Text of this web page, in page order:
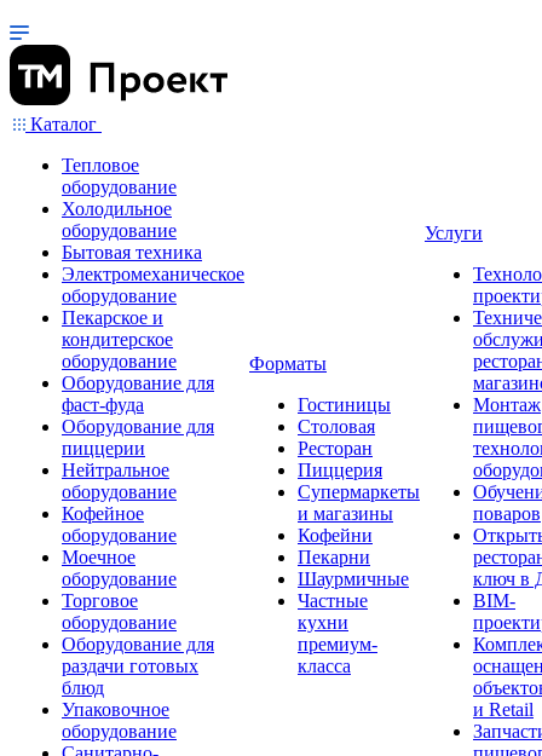
Каталог
Тепловое
оборудование
Холодильное
оборудование
Бытовая техника
Электромеханическое
оборудование
Пекарское и
кондитерское
оборудование
Оборудование для
фаст-фуда
Оборудование для
пиццерии
Нейтральное
оборудование
Кофейное
оборудование
Моечное
оборудование
Торговое
оборудование
Оборудование для
раздачи готовых
блюд
Упаковочное
оборудование
Форматы
Гостиницы
Столовая
Ресторан
Пиццерия
Супермаркеты
и магазины
Кофейни
Пекарни
Шаурмичные
Частные
кухни
премиум-
класса
Услуги
Монтаж
поваров
ключ в
BIM-
и Retail